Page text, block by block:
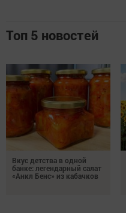
Топ 5 новостей
Вкус детства в одной
банке: легендарный салат
«Анкл Бенс» из кабачков